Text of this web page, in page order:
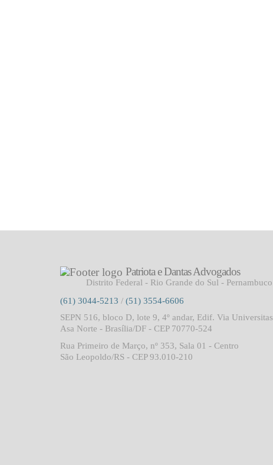
Patriota e Dantas Advogados
Distrito Federal - Rio Grande do Sul - Pernambuco
(61) 3044-5213 / (51) 3554-6606
SEPN 516, bloco D, lote 9, 4º andar, Edif. Via Universitas
Asa Norte - Brasília/DF - CEP 70770-524
Rua Primeiro de Março, nº 353, Sala 01 - Centro
São Leopoldo/RS - CEP 93.010-210